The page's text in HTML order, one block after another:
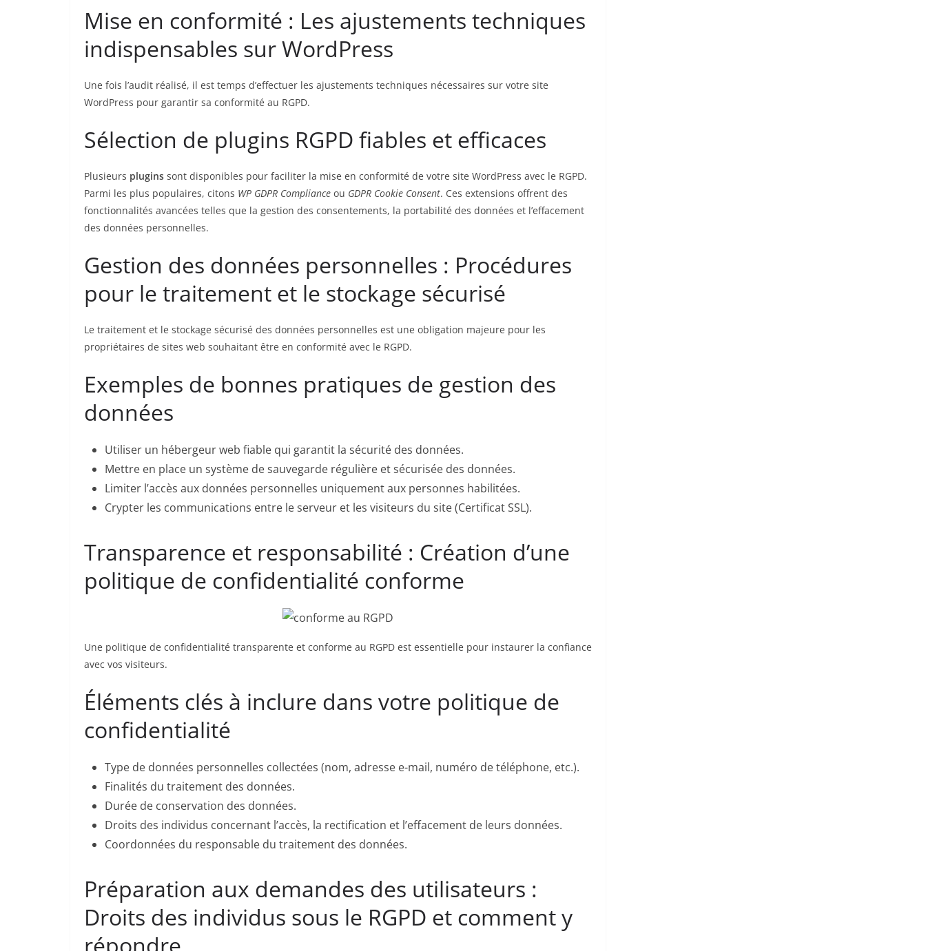
Mise en conformité : Les ajustements techniques
indispensables sur WordPress
Une fois l’audit réalisé, il est temps d’effectuer les ajustements techniques nécessaires sur votre site
WordPress pour garantir sa conformité au RGPD.
Sélection de plugins RGPD fiables et efficaces
Plusieurs plugins sont disponibles pour faciliter la mise en conformité de votre site WordPress avec le RGPD.
Parmi les plus populaires, citons WP GDPR Compliance ou GDPR Cookie Consent. Ces extensions offrent des
fonctionnalités avancées telles que la gestion des consentements, la portabilité des données et l’effacement
des données personnelles.
Gestion des données personnelles : Procédures
pour le traitement et le stockage sécurisé
Le traitement et le stockage sécurisé des données personnelles est une obligation majeure pour les
propriétaires de sites web souhaitant être en conformité avec le RGPD.
Exemples de bonnes pratiques de gestion des
données
Utiliser un hébergeur web fiable qui garantit la sécurité des données.
Mettre en place un système de sauvegarde régulière et sécurisée des données.
Limiter l’accès aux données personnelles uniquement aux personnes habilitées.
Crypter les communications entre le serveur et les visiteurs du site (Certificat SSL).
Transparence et responsabilité : Création d’une
politique de confidentialité conforme
Une politique de confidentialité transparente et conforme au RGPD est essentielle pour instaurer la confiance
avec vos visiteurs.
Éléments clés à inclure dans votre politique de
confidentialité
Type de données personnelles collectées (nom, adresse e-mail, numéro de téléphone, etc.).
Finalités du traitement des données.
Durée de conservation des données.
Droits des individus concernant l’accès, la rectification et l’effacement de leurs données.
Coordonnées du responsable du traitement des données.
Préparation aux demandes des utilisateurs :
Droits des individus sous le RGPD et comment y